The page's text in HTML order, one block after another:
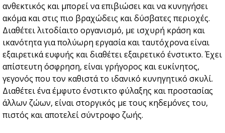
ανθεκτικός και μπορεί να επιβιώσει και να κυνηγήσει
ακόμα και στις πιο βραχώδεις και δύσβατες περιοχές.
Διαθέτει λιτοδίαιτο οργανισμό, με ισχυρή κράση και
ικανότητα για πολύωρη εργασία και ταυτόχρονα είναι
εξαιρετικά ευφυής και διαθέτει εξαιρετικό ένστικτο. Έχει
απίστευτη όσφρηση, είναι γρήγορος και ευκίνητος,
γεγονός που τον καθιστά το ιδανικό κυνηγητικό σκυλί.
Διαθέτει ένα έμφυτο ένστικτο φύλαξης και προστασίας
άλλων ζώων, είναι στοργικός με τους κηδεμόνες του,
πιστός και αποτελεί σύντροφο ζωής.